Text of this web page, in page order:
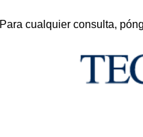
Para cualquier consulta,